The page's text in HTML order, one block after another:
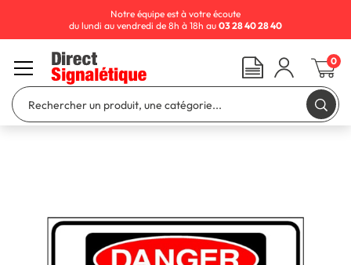
Notre équipe est à votre écoute
du lundi au vendredi de 8h à 18h au 03 28 40 28 40
0